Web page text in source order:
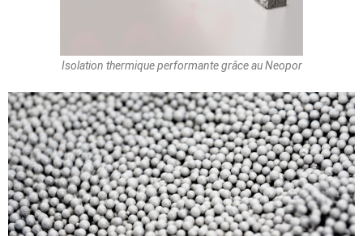
Isolation thermique performante grâce au Neopor